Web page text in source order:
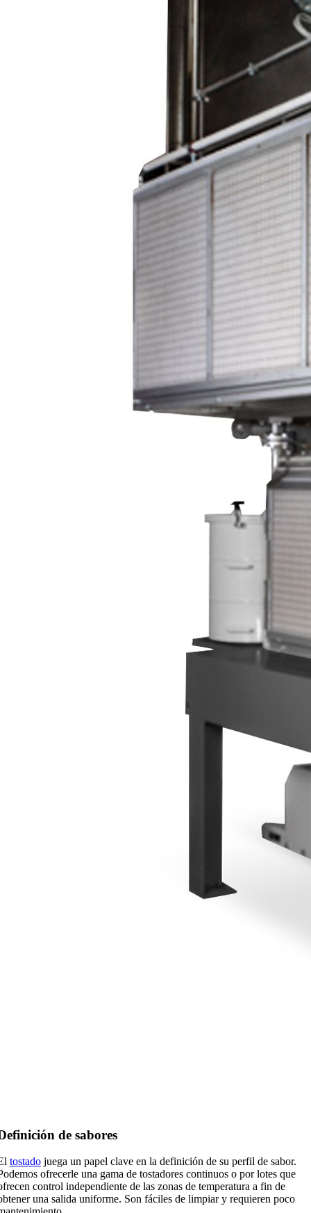
de sabores
tostado juega un papel clave en la definición de su perfil de sabor.
ofrecerle una gama de tostadores continuos o por lotes que
control independiente de las zonas de temperatura a fin de
una salida uniforme. Son fáciles de limpiar y requieren poco